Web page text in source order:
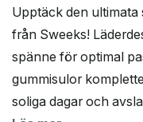
till
Upptäck den ultimata
från Sweeks!
spänne för optimal
gummisulor
soliga dagar och